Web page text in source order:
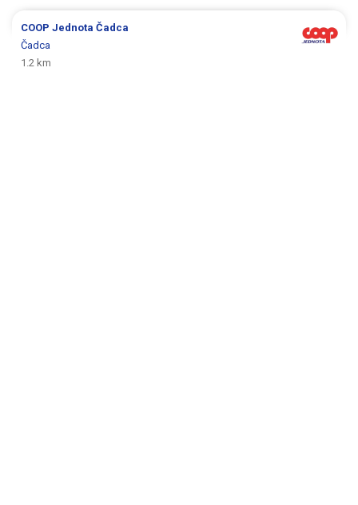
COOP JednotaČadca
Čadca
1.2 km